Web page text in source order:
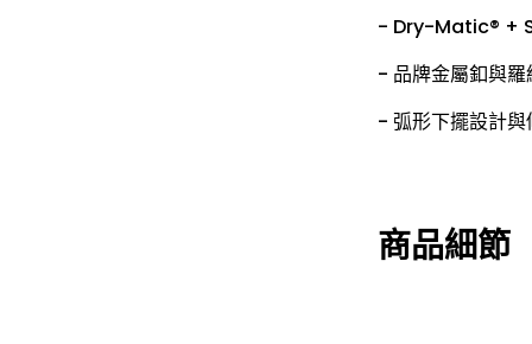
- Dry-Matic® +
- 品牌金屬釦與
- 弧形下擺設計
商品細節